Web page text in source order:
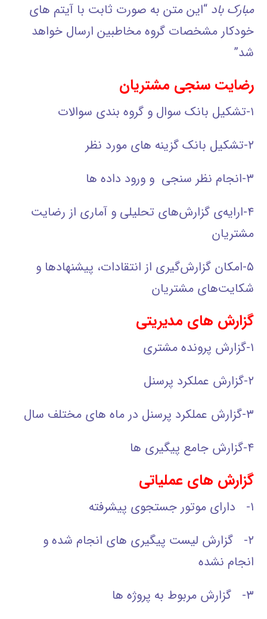
مبارک باد“این متن به صورت ثابت با آیتم های
خودکار مشخصات گروه مخاطبین ارسال خواهد
شد”
رضایت سنجی مشتریان
۱-تشکیل بانک سوال و گروه بندی سوالات
۲-تشکیل بانک گزینه های مورد نظر
۳-انجام نظر سنجی و ورود داده ها
۴-ارايه‌ي گزارش‌هاي تحليلي و آماري از رضايت
مشتريان
۵-امکان گزارش‌گيري از انتقادات، پيشنهادها و
شکايت‌هاي مشتريان
گزارش های مدیریتی
۱-گزارش پرونده مشتری
۲-گزارش عملکرد پرسنل
۳-گزارش عملکرد پرسنل در ماه های مختلف سال
۴-گزارش جامع پیگیری ها
گزارش های عملیاتی
۱- دارای موتور جستجوی پیشرفته
۲- گزارش لیست پیگیری های انجام شده و
انجام نشده
۳- گزارش مربوط به پروژه ها